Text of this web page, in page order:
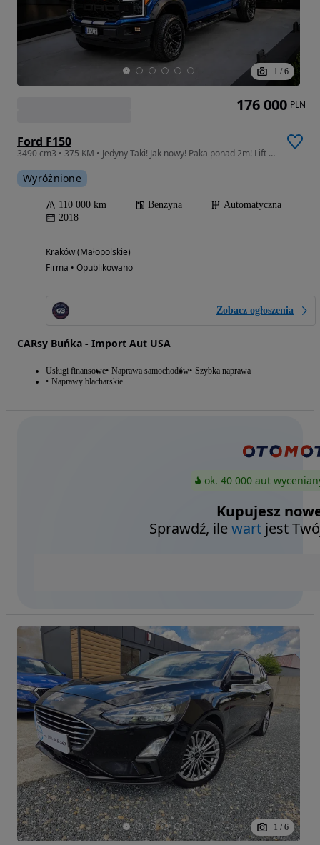
1 / 6
Ford F150
3490 cm3 • 375 KM • Jedyny Taki! Jak nowy! Paka ponad 2m! Lift Aktywny wydech TV 16 cali
Wyróżnione
110 000 km Benzyna
Automatyczna
2018
Kraków (Małopolskie)
Firma • Opublikowano
Zobacz ogłoszenia
CARsy Buńka - Import Aut USA
Usługi finansowe Naprawa samochodów Szybka naprawa
Naprawy blacharskie
176 000 PLN
ok. 40 000 aut
Kupujesz
Sprawdź, ilewart jest
1 / 6